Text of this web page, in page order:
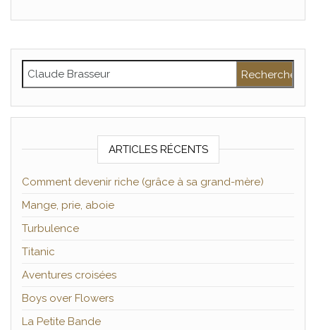
Rechercher :
ARTICLES RÉCENTS
Comment devenir riche (grâce à sa grand-mère)
Mange, prie, aboie
Turbulence
Titanic
Aventures croisées
Boys over Flowers
La Petite Bande